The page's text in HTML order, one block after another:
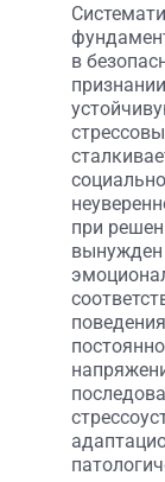
в
при
вынужден